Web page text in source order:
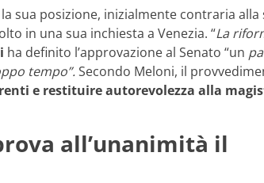
sua posizione, inizialmente contraria alla
in una sua inchiesta a Venezia. “La
ha definito l’approvazione al Senato “un
tempo”.Secondo Meloni, il
e restituire autorevolezza alla
all’unanimità il